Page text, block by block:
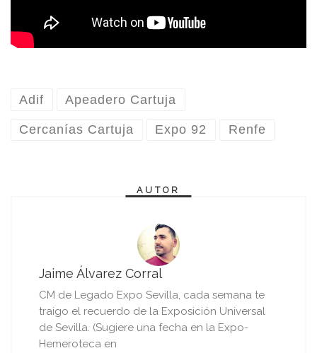
Adif Apeadero Cartuja
Cercanías Cartuja Expo 92 Renfe
AUTOR
Jaime Álvarez Corral
CM de Legado Expo Sevilla, cada semana te
traigo el recuerdo de la Exposición Universal
de Sevilla. (Sugiere una fecha en la Expo-
Hemeroteca en